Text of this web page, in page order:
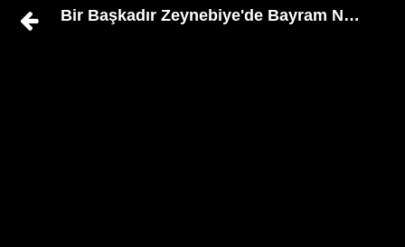
Bir Başkadır Zeynebiye'de Bayram Namazı